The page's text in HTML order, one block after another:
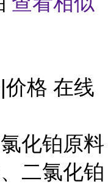
格 在线
化铂原料
二氯化铂